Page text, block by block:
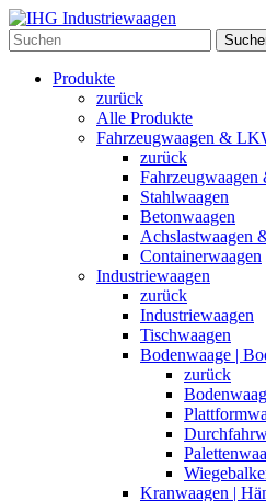
Produkte
zurück
Alle Produkte
Fahrzeugwaagen &
zurück
Stahlwaagen
Betonwaagen
Achslastwaagen
Containerwaagen
Industriewaagen
zurück
Industriewaagen
Tischwaagen
Bodenwaage |
zurück
Kranwaagen |